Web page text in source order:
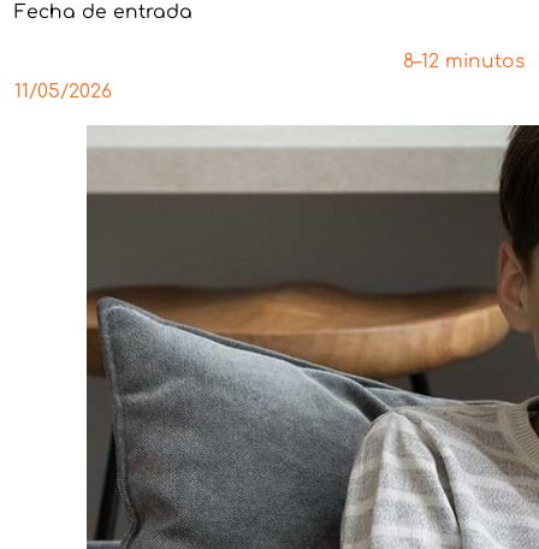
Fecha de entrada
8–12 minutos
11/05/2026